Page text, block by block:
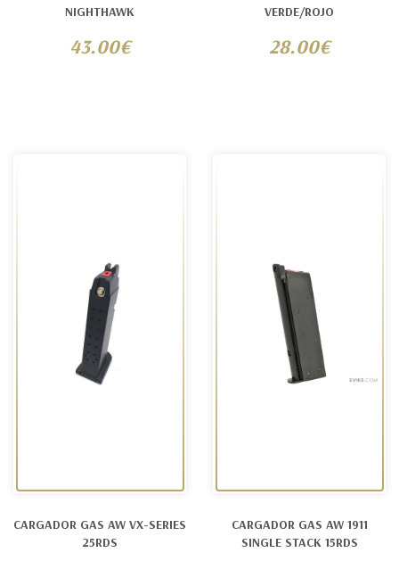
NIGHTHAWK
43.00€
VERDE/ROJO
28.00€
CARGADOR GAS AW VX-SERIES
25RDS
CARGADOR GAS AW 1911
SINGLE STACK 15RDS